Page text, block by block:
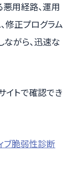
悪用経路、運用
修正プログラム
がら、迅速な
イトで確認でき
ブ脆弱性診断